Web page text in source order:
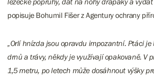
popisuje Bohumil Fišer z Agentury ochrany
„Orlí hnízda jsou opravdu impozantní. Ptáci je
drnů a trávy, někdy je využívají opakovaně. V
1,5 metru, po letech může dosáhnout výšky